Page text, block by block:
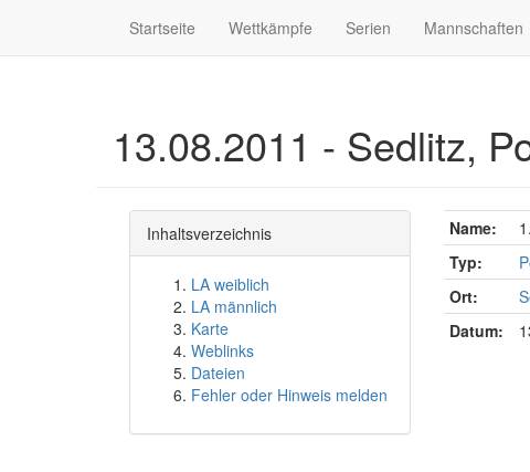
Startseite Wettkämpfe Serien Mannschaften
13.08.2011 - Sedlitz,
Inhaltsverzeichnis
LA weiblich
LA männlich
Karte
Weblinks
Dateien
Fehler oder Hinweis melden
Name:
Typ:
Ort:
Datum: